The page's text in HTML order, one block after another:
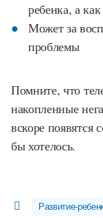
ребенка, а
Может за
проблемы
Помните, что
накопленные
вскоре появятся
бы хотелось.
Развитие-